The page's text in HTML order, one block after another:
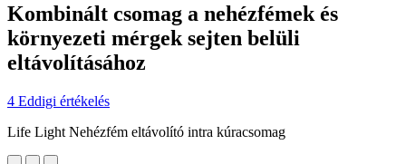
Kombinált csomag a nehézfémek és
környezeti mérgek sejten belüli
eltávolításához
4 Eddigi értékelés
Life Light Nehézfém eltávolító intra kúracsomag